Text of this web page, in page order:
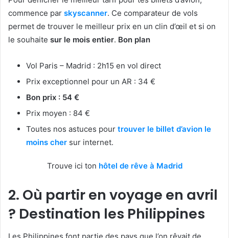
commence par skyscanner. Ce comparateur de vols
permet de trouver le meilleur prix en un clin d’œil et si on
le souhaite sur le mois entier. Bon plan
Vol Paris – Madrid : 2h15 en vol direct
Prix exceptionnel pour un AR : 34 €
Bon prix : 54 €
Prix moyen : 84 €
Toutes nos astuces pour trouver le billet d’avion le
moins cher sur internet.
Trouve ici ton hôtel de rêve à Madrid
2. Où partir en voyage en avril
? Destination les Philippines